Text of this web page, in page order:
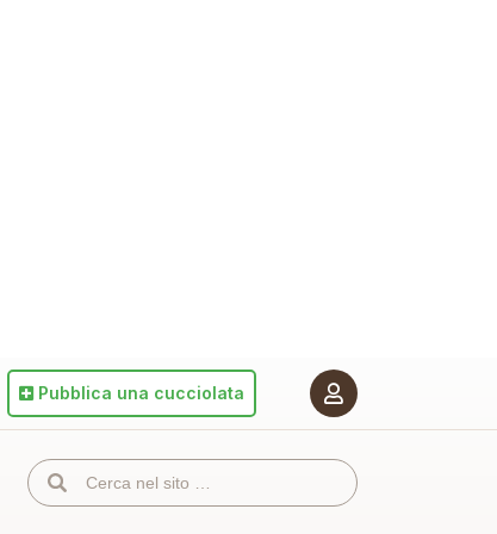
Pubblica una cucciolata